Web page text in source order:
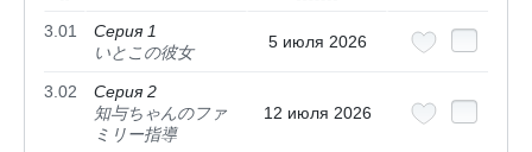
3.01
Серия 1
いとこの彼女
5 июля 2026
3.02
Серия 2
知与ちゃんのファ
ミリー指導
12 июля 2026